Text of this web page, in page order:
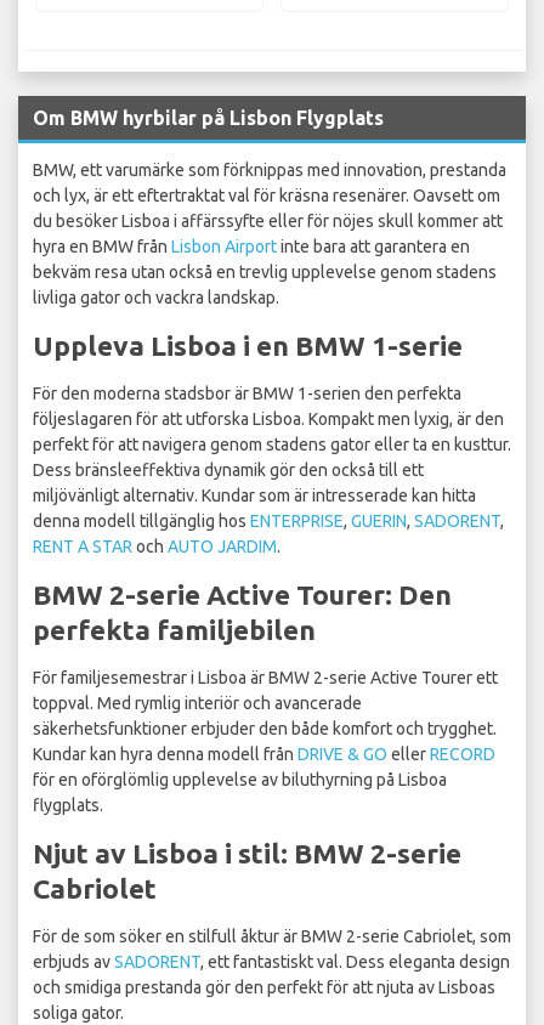
Om BMW hyrbilar på Lisbon Flygplats
BMW, ett varumärke som förknippas med innovation, prestanda
och lyx, är ett eftertraktat val för kräsna resenärer. Oavsett om
du besöker Lisboa i affärssyfte eller för nöjes skull kommer att
hyra en BMW från Lisbon Airportinte bara att garantera en
bekväm resa utan också en trevlig upplevelse genom stadens
livliga gator och vackra landskap.
Uppleva Lisboa i en BMW 1-serie
För den moderna stadsbor är BMW 1-serien den perfekta
följeslagaren för att utforska Lisboa. Kompakt men lyxig, är den
perfekt för att navigera genom stadens gator eller ta en kusttur.
Dess bränsleeffektiva dynamik gör den också till ett
miljövänligt alternativ. Kundar som är intresserade kan hitta
denna modell tillgänglig hos ENTERPRISE, GUERIN, SADORENT,
RENT A STAR och AUTO JARDIM.
BMW 2-serie Active Tourer: Den
perfekta familjebilen
För familjesemestrar i Lisboa är BMW 2-serie Active Tourer ett
toppval. Med rymlig interiör och avancerade
säkerhetsfunktioner erbjuder den både komfort och trygghet.
Kundar kan hyra denna modell från DRIVE & GO ellerRECORD
för en oförglömlig upplevelse av biluthyrning på Lisboa
flygplats.
Njut av Lisboa i stil: BMW 2-serie
Cabriolet
För de som söker en stilfull åktur är BMW 2-serie Cabriolet, som
erbjuds avSADORENT, ett fantastiskt val. Dess eleganta design
och smidiga prestanda gör den perfekt för att njuta av Lisboas
soliga gator.